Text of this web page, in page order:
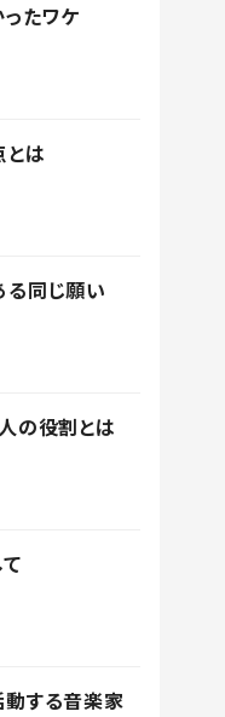
たワケ
は
同じ願い
の役割とは
する音楽家